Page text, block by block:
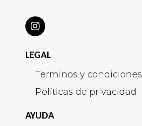
LEGAL
Terminos y condiciones
Políticas de privacidad
AYUDA